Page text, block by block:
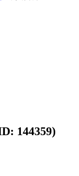
144359)